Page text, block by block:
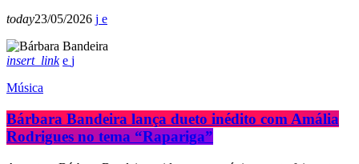
today23/05/2026
insert_link
Música
Bárbara Bandeira lança dueto inédito com Amália
Rodrigues no tema “Rapariga”